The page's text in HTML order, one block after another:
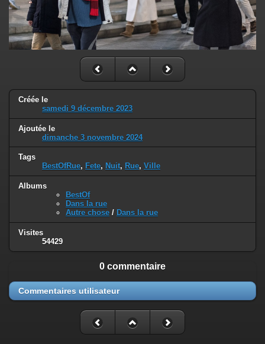
Créée le
samedi 9 décembre 2023
Ajoutée le
dimanche 3 novembre 2024
Tags
BestOfRue, Fete, Nuit, Rue, Ville
Albums
BestOf
Dans la rue
Autre chose / Dans la rue
Visites
54429
0 commentaire
Commentaires utilisateur